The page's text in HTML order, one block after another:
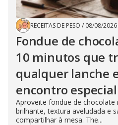
RECEITAS DE PESO / 08/08/2026
Fondue de
10 minutos que
qualquer lanche
encontro especial
Aproveite fondue de chocolate
brilhante, textura aveludada e
compartilhar à mesa. The...